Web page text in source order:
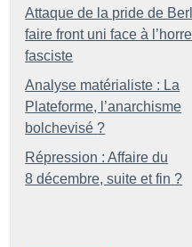
Attaque de la pride de
faire front uni face à
fasciste
Analyse matérialiste : La
Plateforme, l’anarchisme
bolchevisé ?
Répression : Affaire du
8 décembre, suite et fin ?